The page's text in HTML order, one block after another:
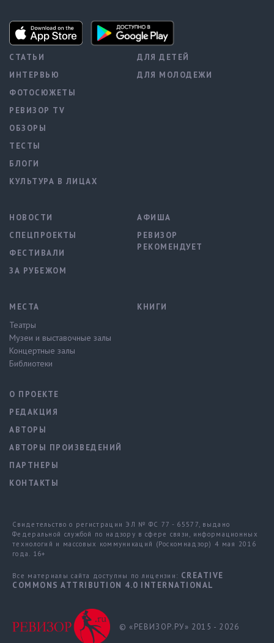
СТАТЬИ
ИНТЕРВЬЮ
ФОТОСЮЖЕТЫ
РЕВИЗОР TV
ОБЗОРЫ
ТЕСТЫ
БЛОГИ
КУЛЬТУРА В ЛИЦАХ
ДЛЯ ДЕТЕЙ
ДЛЯ МОЛОДЕЖИ
НОВОСТИ
СПЕЦПРОЕКТЫ
ФЕСТИВАЛИ
ЗА РУБЕЖОМ
АФИША
РЕВИЗОР
РЕКОМЕНДУЕТ
МЕСТА
Театры
Музеи и выставочные залы
Концертные залы
Библиотеки
КНИГИ
О ПРОЕКТЕ
РЕДАКЦИЯ
АВТОРЫ
АВТОРЫ ПРОИЗВЕДЕНИЙ
ПАРТНЕРЫ
КОНТАКТЫ
Свидетельство о регистрации ЭЛ № ФС 77 - 65577, выдано
Федеральной службой по надзору в сфере связи, информационных
технологий и массовых коммуникаций (Роскомнадзор) 4 мая 2016
года. 16+
Все материалы сайта доступны по лицензии: CREATIVE
COMMONS ATTRIBUTION 4.0 INTERNATIONAL
© «РЕВИЗОР.РУ» 2015 - 2026